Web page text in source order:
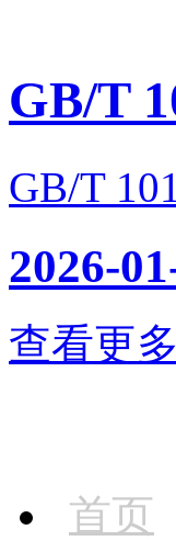
GB/T
GB/T
2026-
查看更
首页